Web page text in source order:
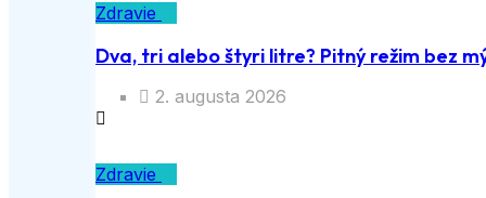
Zdravie
Dva, tri alebo štyri litre? Pitný režim bez
2. augusta 2026
Zdravie